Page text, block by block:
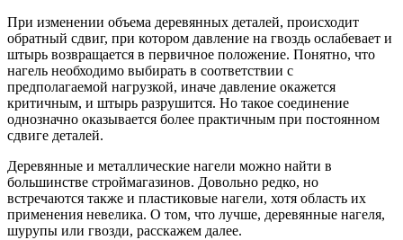
При изменении объема деревянных деталей, происходит
обратный сдвиг, при котором давление на гвоздь ослабевает и
штырь возвращается в первичное положение. Понятно, что
нагель необходимо выбирать в соответствии с
предполагаемой нагрузкой, иначе давление окажется
критичным, и штырь разрушится. Но такое соединение
однозначно оказывается более практичным при постоянном
сдвиге деталей.
Деревянные и металлические нагели можно найти в
большинстве строймагазинов. Довольно редко, но
встречаются также и пластиковые нагели, хотя область их
применения невелика. О том, что лучше, деревянные нагеля,
шурупы или гвозди, расскажем далее.